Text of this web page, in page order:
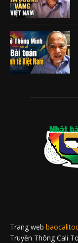
Trang web
Truyền Thông Cali